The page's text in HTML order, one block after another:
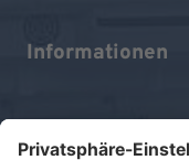
Informationen
Impressum